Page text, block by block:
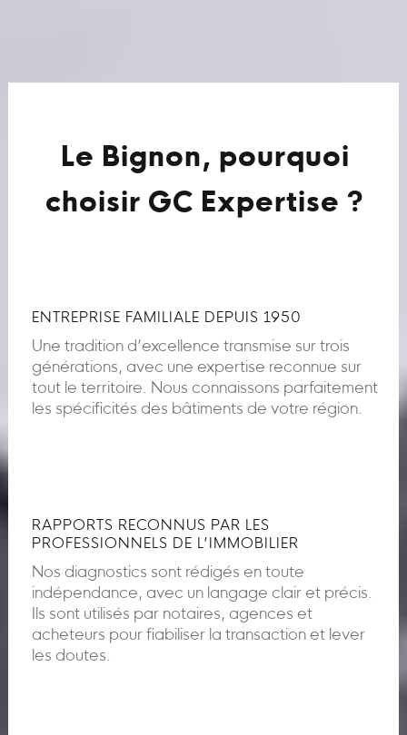
Le Bignon, pourquoi
choisir GC Expertise ?
ENTREPRISE FAMILIALE DEPUIS 1950
Une tradition d’excellence transmise sur trois
générations, avec une expertise reconnue sur
tout le territoire. Nous connaissons parfaitement
les spécificités des bâtiments de votre région.
RAPPORTS RECONNUS PAR LES
PROFESSIONNELS DE L’IMMOBILIER
Nos diagnostics sont rédigés en toute
indépendance, avec un langage clair et précis.
Ils sont utilisés par notaires, agences et
acheteurs pour fiabiliser la transaction et lever
les doutes.